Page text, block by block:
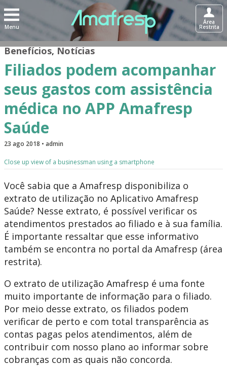
Menu
Área
Restrita
Benefícios,Notícias
Filiados podem acompanhar
seus gastos com assistência
médica no APP Amafresp
Saúde
23 ago 2018 • admin
Close up view of a businessman using a smartphone
Você sabia que a Amafresp disponibiliza o
extrato de utilização no Aplicativo Amafresp
Saúde? Nesse extrato, é possível verificar os
atendimentos prestados ao filiado e à sua família.
É importante ressaltar que esse informativo
também se encontra no portal da Amafresp (área
restrita).
O extrato de utilização Amafresp é uma fonte
muito importante de informação para o filiado.
Por meio desse extrato, os filiados podem
verificar de perto e com total transparência as
contas pagas pelos atendimentos, além de
contribuir com nosso plano ao informar sobre
cobranças com as quais não concorda.